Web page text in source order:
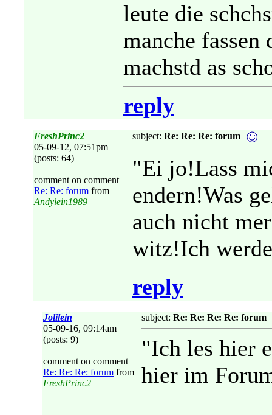
leute die
manche fassen
machstd as
reply
FreshPrinc2
05-09-12, 07:51pm
(posts: 64)
comment on comment
Re: Re: forum from
Andylein1989
subject: Re: Re: Re: forum
"Ei jo!Lass
endern!Was
auch nicht
witz!Ich
reply
Jolilein
05-09-16, 09:14am
(posts: 9)
comment on comment
Re: Re: Re: forum from
FreshPrinc2
subject: Re: Re: Re: Re: forum
"Ich les hier
hier im